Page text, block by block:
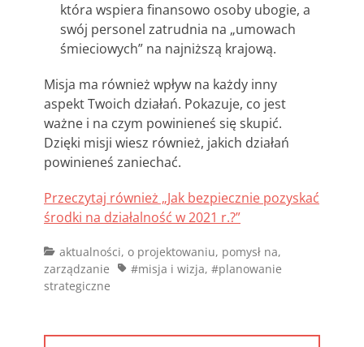
która wspiera finansowo osoby ubogie, a
swój personel zatrudnia na „umowach
śmieciowych” na najniższą krajową.
Misja ma również wpływ na każdy inny
aspekt Twoich działań. Pokazuje, co jest
ważne i na czym powinieneś się skupić.
Dzięki misji wiesz również, jakich działań
powinieneś zaniechać.
Przeczytaj również „Jak bezpiecznie pozyskać
środki na działalność w 2021 r.?”
Categories
aktualności, o projektowaniu, pomysł na,
zarządzanie Tags#misja i wizja, #planowanie
strategiczne